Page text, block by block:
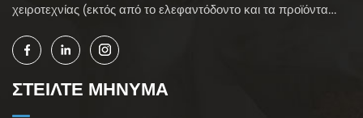
χειροτεχνίας (εκτός από το ελεφαντόδοντο και τα προϊόντα
συλλεκτικών ειδών (εκτός από πολιτιστικά κειμήλια,
ελεφαντόδοντο και τα προϊόντα του)· άλλες μη καθορισμένες
χονδρικές επιχειρήσεις (εκτός από επιχειρηματικά έργα που
ΣΤΕΙΛΤΕ ΜΗΝΥΜΑ